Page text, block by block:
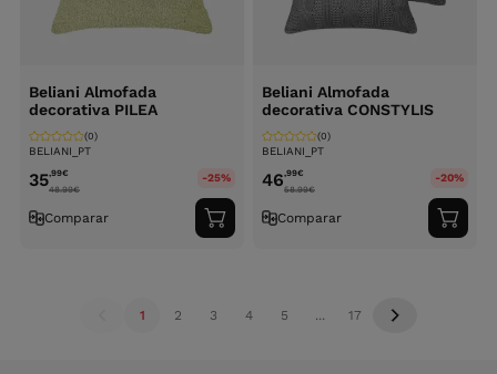
Beliani Almofada
decorativa PILEA
BELIANI_PT
(0)
35,99€
48.99€
-25%
Comparar
Adicionar
ao
Beliani Almofada
decorativa CONSTYLIS
BELIANI_PT
(0)
46,99€
58.99€
-20%
Comparar
ao
1 2 3 4 5 ... 17